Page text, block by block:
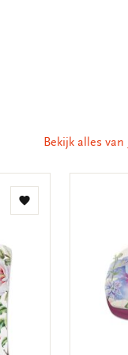
Bekijk alles
Toevoegen